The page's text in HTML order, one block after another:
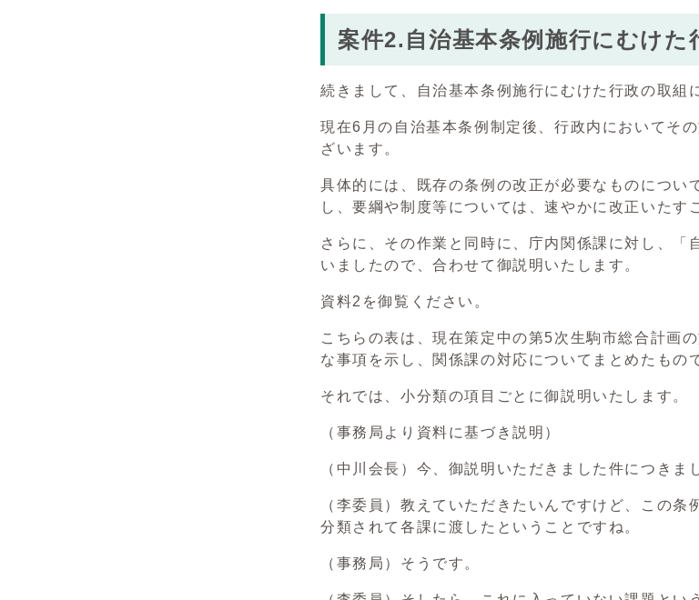
案件2.自治基本条例施行にむけた
続きまして、自治基本条例施行にむけた行政の取組
現在6月の自治基本条例制定後、行政内においてそ
ざいます。
具体的には、既存の条例の改正が必要なものにつ
し、要綱や制度等については、速やかに改正いたす
さらに、その作業と同時に、庁内関係課に対し、
いましたので、合わせて御説明いたします。
資料2を御覧ください。
こちらの表は、現在策定中の第5次生駒市総合計画
な事項を示し、関係課の対応についてまとめたもの
それでは、小分類の項目ごとに御説明いたします。
（事務局より資料に基づき説明）
（中川会長）今、御説明いただきました件につきま
（李委員）教えていただきたいんですけど、この
分類されて各課に渡したということですね。
（事務局）そうです。